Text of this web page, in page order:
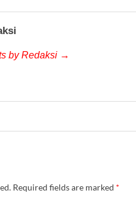
by Redaksi →
Required fields are marked *